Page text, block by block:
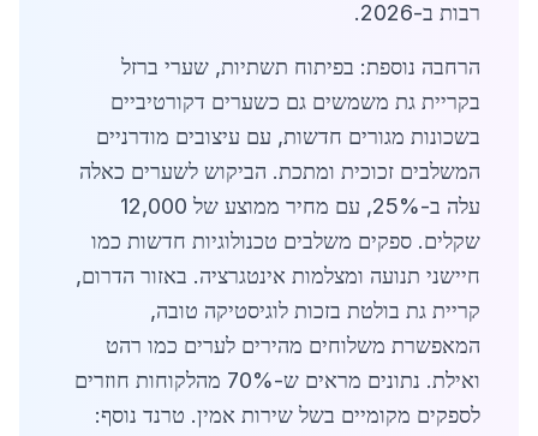
רבות ב-2026.
הרחבה נוספת: בפיתוח תשתיות, שערי ברזל
בקריית גת משמשים גם כשערים דקורטיביים
בשכונות מגורים חדשות, עם עיצובים מודרניים
המשלבים זכוכית ומתכת. הביקוש לשערים כאלה
עלה ב-25%, עם מחיר ממוצע של 12,000
שקלים. ספקים משלבים טכנולוגיות חדשות כמו
חיישני תנועה ומצלמות אינטגרציה. באזור הדרום,
קריית גת בולטת בזכות לוגיסטיקה טובה,
המאפשרת משלוחים מהירים לערים כמו רהט
ואילת. נתונים מראים ש-70% מהלקוחות חוזרים
לספקים מקומיים בשל שירות אמין. טרנד נוסף: